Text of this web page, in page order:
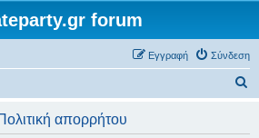
forum
Σύνδεση
Εγγραφή
απορρήτου